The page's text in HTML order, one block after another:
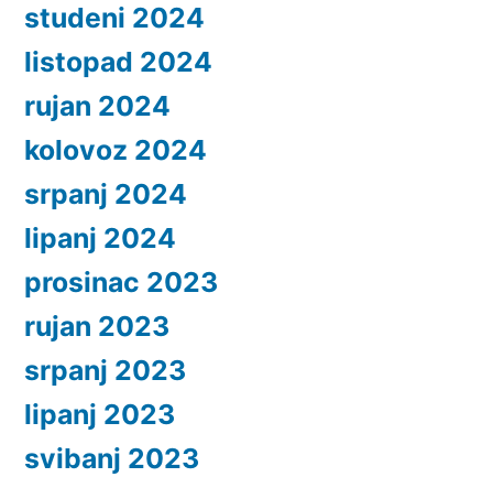
studeni 2024
listopad 2024
rujan 2024
kolovoz 2024
srpanj 2024
lipanj 2024
prosinac 2023
rujan 2023
srpanj 2023
lipanj 2023
svibanj 2023